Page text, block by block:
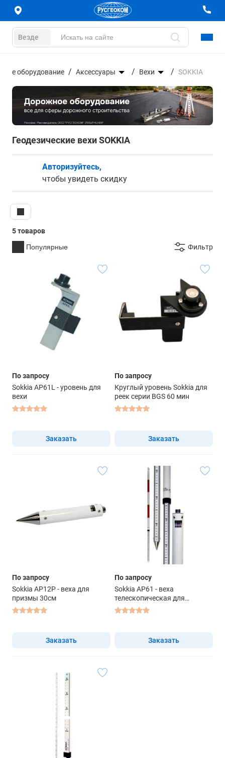
Везде
оборудование Аксессуары Вехи SOKKIA
Геодезические вехи SOKKIA
Авторизуйтесь,
чтобы увидеть скидку
5 товаров
Популярные
Фильтр
По запросу
Sokkia AP61L - уровень для
вехи
Заказать
По запросу
Круглый уровень Sokkia для
реек серии BGS 60 мин
Заказать
По запросу
Sokkia AP12P - веха для
призмы 30см
Заказать
По запросу
Sokkia AP61 - веха
телескопическая для
отражателей
Заказать